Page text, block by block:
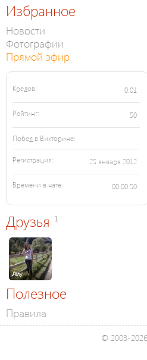
Избранное
Новости
Фотографии
Прямой эфир
Кредов: 0.01
Рейтинг: 50
Побед в Викторине:
Регистрация: 25 января 2012
Времени в чате: 00:00:50
Друзья 1
Лілу
Полезное
Правила
© 2003-